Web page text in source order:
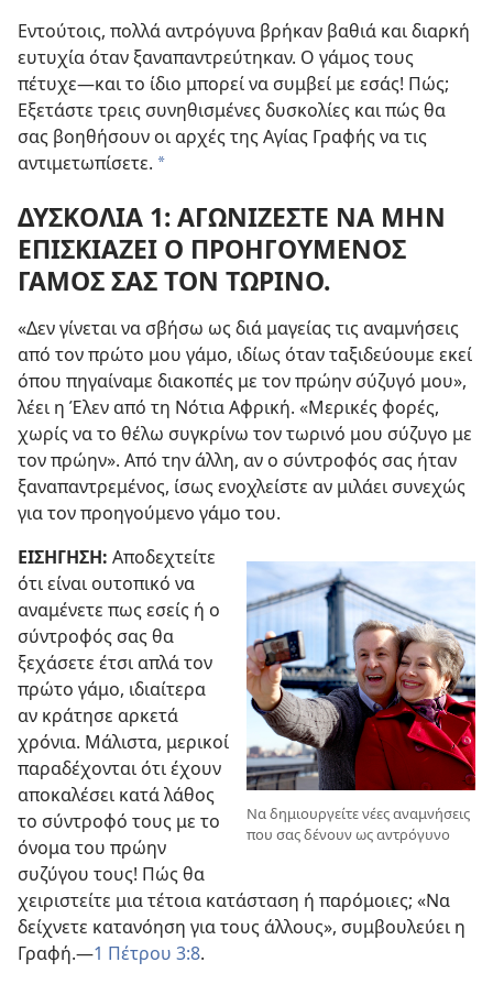
Εντούτοις, πολλά αντρόγυνα βρήκαν βαθιά και διαρκή
ευτυχία όταν ξαναπαντρεύτηκαν. Ο γάμος τους
πέτυχε—και το ίδιο μπορεί να συμβεί με εσάς! Πώς;
Εξετάστε τρεις συνηθισμένες δυσκολίες καιπώς θα
σας βοηθήσουν οι αρχές της Αγίας Γραφής να τις
αντιμετωπίσετε. *
ΔΥΣΚΟΛΙΑ 1: ΑΓΩΝΙΖΕΣΤΕ ΝΑ ΜΗΝ
ΕΠΙΣΚΙΑΖΕΙ Ο ΠΡΟΗΓΟΥΜΕΝΟΣ
ΓΑΜΟΣ ΣΑΣ ΤΟΝ ΤΩΡΙΝΟ.
«Δεν γίνεται να σβήσω ως διά μαγείας τις αναμνήσεις
από τον πρώτο μου γάμο, ιδίως όταν ταξιδεύουμε εκεί
όπου πηγαίναμε διακοπές με τον πρώην σύζυγό μου»,
λέει η Έλεν από τη Νότια Αφρική. «Μερικές φορές,
χωρίς να το θέλω συγκρίνω τον τωρινό μου σύζυγο με
τον πρώην». Από την άλλη, αν ο σύντροφός σας ήταν
ξαναπαντρεμένος, ίσως ενοχλείστε αν μιλάει συνεχώς
για τον προηγούμενο γάμο του.
Να δημιουργείτε νέες αναμνήσεις
που σας δένουν ως αντρόγυνο
ΕΙΣΗΓΗΣΗ: Αποδεχτείτε
ότι είναι ουτοπικό να
αναμένετε πως εσείς ή ο
σύντροφός σας θα
ξεχάσετε έτσι απλά τον
πρώτο γάμο, ιδιαίτερα
αν κράτησε αρκετά
χρόνια. Μάλιστα, μερικοί
παραδέχονται ότι έχουν
αποκαλέσει κατά λάθος
το σύντροφό τους με το
όνομα του πρώην
συζύγου τους! Πώς θα
χειριστείτε μια τέτοια κατάσταση ή παρόμοιες; «Να
δείχνετε κατανόηση για τους άλλους», συμβουλεύει η
Γραφή.—1 Πέτρου 3:8.